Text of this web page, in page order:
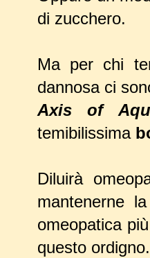
di zucchero.
Ma per chi
dannosa ci
Axis of
temibilissima
Diluirà
mantenerne
omeopatica
questo ordigno.